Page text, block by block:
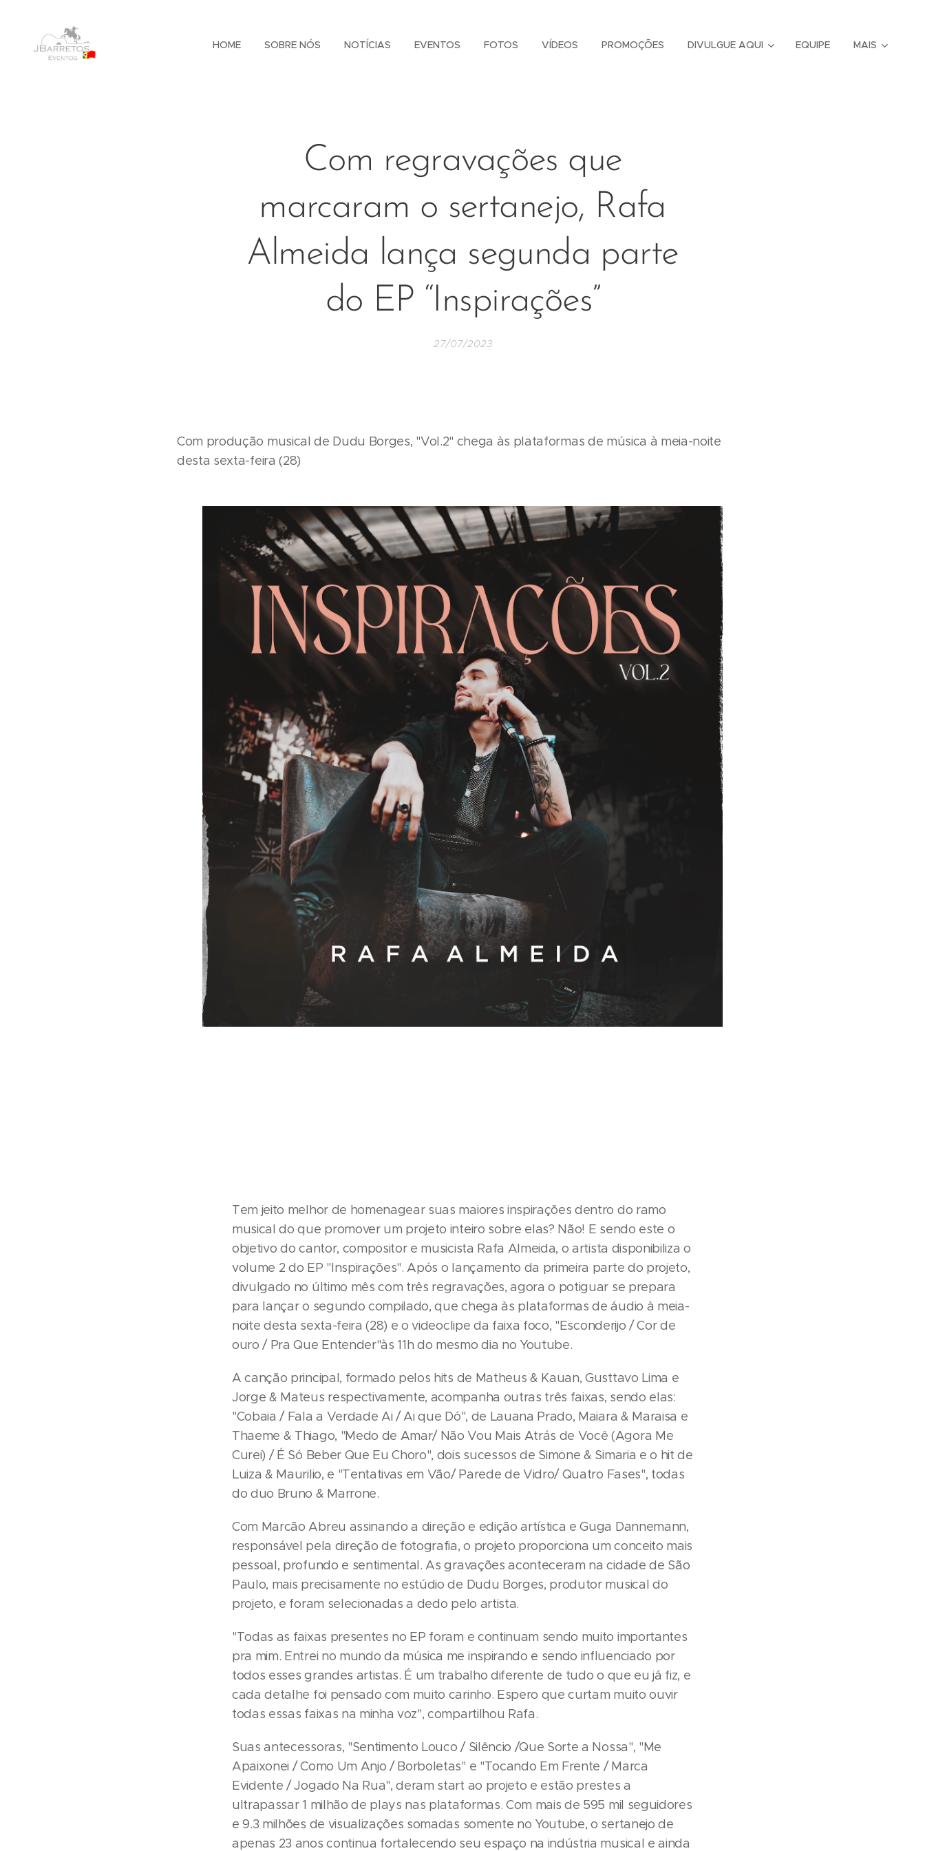
HOME SOBRE NÓS NOTÍCIAS EVENTOS FOTOS VÍDEOS PROMOÇÕES DIVULGUE AQUI EQUIPE MAIS
Com regravações que
marcaram o sertanejo, Rafa
Almeida lança segunda parte
do EP “Inspirações”
27/07/2023
Com produção musical de Dudu Borges, "Vol.2" chega às plataformas de música à meia-noite
desta sexta-feira (28)
Tem jeito melhor de homenagear suas maiores inspirações dentro do ramo
musical do que promover um projeto inteiro sobre elas? Não! E sendo este o
objetivo do cantor, compositor e musicista Rafa Almeida, o artista disponibiliza o
volume 2 do EP "Inspirações". Após o lançamento da primeira parte do projeto,
divulgado no último mês com três regravações, agora o potiguar se prepara
para lançar o segundo compilado, que chega às plataformas de áudio à meia-
noite desta sexta-feira (28) e o videoclipe da faixa foco, "Esconderijo / Cor de
ouro / Pra Que Entender"às 11h do mesmo dia no Youtube.
A canção principal, formado pelos hits de Matheus & Kauan, Gusttavo Lima e
Jorge & Mateus respectivamente, acompanha outras três faixas, sendo elas:
"Cobaia / Fala a Verdade Ai / Ai que Dó", de Lauana Prado, Maiara & Maraisa e
Thaeme & Thiago, "Medo de Amar/ Não Vou Mais Atrás de Você (Agora Me
Curei) / É Só Beber Que Eu Choro", dois sucessos de Simone & Simaria e o hit de
Luiza & Maurilio, e "Tentativas em Vão/ Parede de Vidro/ Quatro Fases", todas
do duo Bruno & Marrone.
Com Marcão Abreu assinando a direção e edição artística e Guga Dannemann,
responsável pela direção de fotografia, o projeto proporciona um conceito mais
pessoal, profundo e sentimental. As gravações aconteceram na cidade de São
Paulo, mais precisamente no estúdio de Dudu Borges, produtor musical do
projeto, e foram selecionadas a dedo pelo artista.
"Todas as faixas presentes no EP foram e continuam sendo muito importantes
pra mim. Entrei no mundo da música me inspirando e sendo influenciado por
todos esses grandes artistas. É um trabalho diferente de tudo o que eu já fiz, e
cada detalhe foi pensado com muito carinho. Espero que curtam muito ouvir
todas essas faixas na minha voz", compartilhou Rafa.
Suas antecessoras, "Sentimento Louco / Silêncio /Que Sorte a Nossa", "Me
Apaixonei / Como Um Anjo / Borboletas" e "Tocando Em Frente / Marca
Evidente / Jogado Na Rua", deram start ao projeto e estão prestes a
ultrapassar 1 milhão de plays nas plataformas. Com mais de 595 mil seguidores
e 9.3 milhões de visualizações somadas somente no Youtube, o sertanejo de
apenas 23 anos continua fortalecendo seu espaço na indústria musical e ainda